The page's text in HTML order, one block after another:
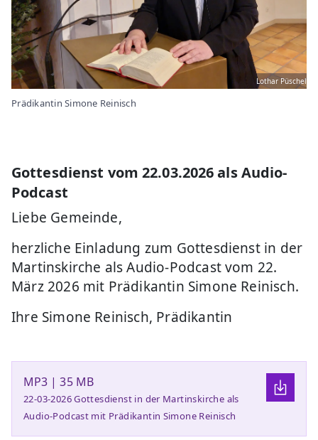
Lothar Püschel
Prädikantin Simone Reinisch
Gottesdienst vom 22.03.2026 als Audio-
Podcast
Liebe Gemeinde,
herzliche Einladung zum Gottesdienst in der
Martinskirche als Audio-Podcast vom 22.
März 2026 mit Prädikantin Simone Reinisch.
Ihre Simone Reinisch, Prädikantin
MP3 | 35 MB
22-03-2026 Gottesdienst in der Martinskirche als
Audio-Podcast mit Prädikantin Simone Reinisch